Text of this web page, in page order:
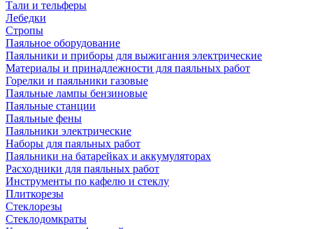
Тали и тельферы
Лебедки
Стропы
Паяльное оборудование
Паяльники и приборы для выжигания электрические
Материалы и принадлежности для паяльных работ
Горелки и паяльники газовые
Паяльные лампы бензиновые
Паяльные станции
Паяльные фены
Паяльники электрические
Наборы для паяльных работ
Паяльники на батарейках и аккумуляторах
Расходники для паяльных работ
Инструменты по кафелю и стеклу
Плиткорезы
Стеклорезы
Стеклодомкраты